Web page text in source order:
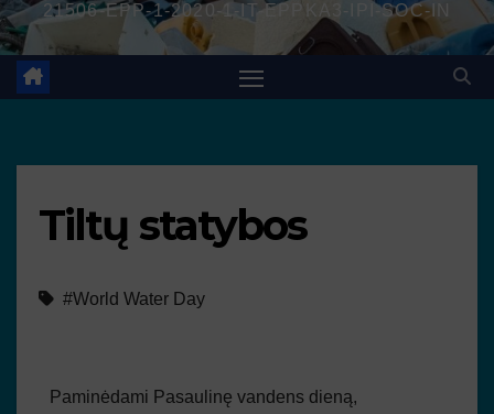
21506-EPP-1-2020-1-IT-EPPKA3-IPI-SOC-IN
Tiltų statybos
#World Water Day
Paminėdami Pasaulinę vandens dieną,